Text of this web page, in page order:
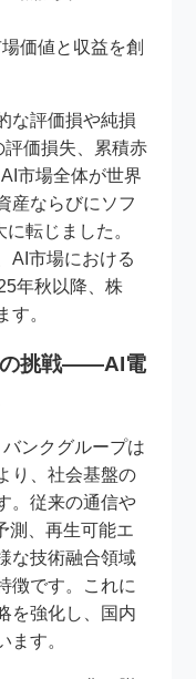
価値と収益を創
な評価損や純損
価損失、累積赤
市場全体が世界
産ならびにソフ
転じました。
AI市場における
年秋以降、株
す。
の挑戦――AI電
ンクグループは
り、社会基盤の
。従来の通信や
測、再生可能エ
な技術融合領域
徴です。これに
を強化し、国内
ます。